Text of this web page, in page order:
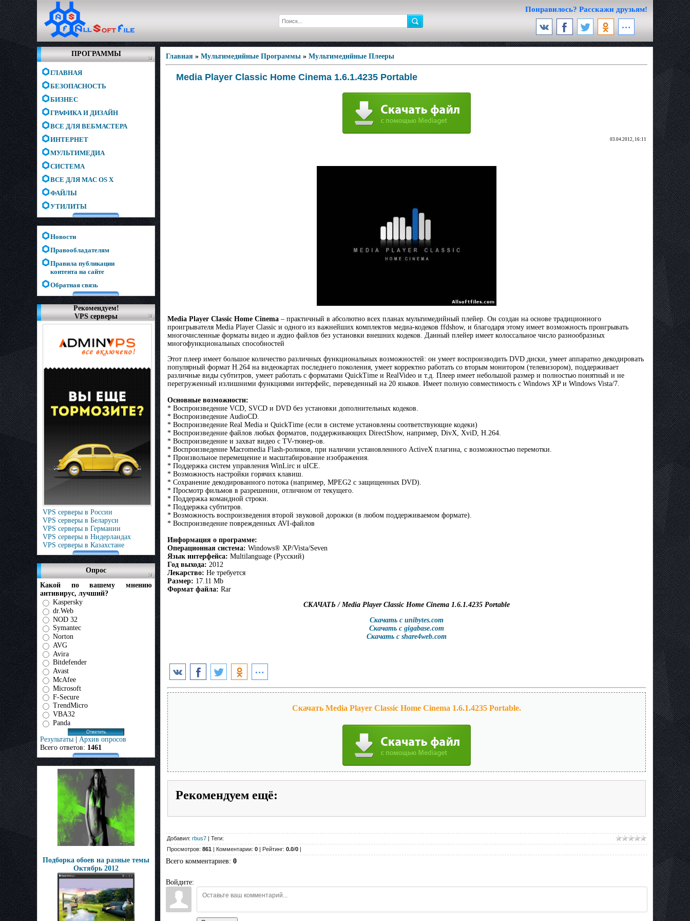
Понравилось? Расскажи друзьям!
ПРОГРАММЫ
ГЛАВНАЯ
БЕЗОПАСНОСТЬ
БИЗНЕС
ГРАФИКА И ДИЗАЙН
ВСЕ ДЛЯ ВЕБМАСТЕРА
ИНТЕРНЕТ
МУЛЬТИМЕДИА
СИСТЕМА
ВСЕ ДЛЯ MAC OS X
ФАЙЛЫ
УТИЛИТЫ
Новости
Правообладателям
Правила публикации
контента на сайте
Обратная связь
Рекомендуем!
VPS серверы
VPS серверы в России
VPS серверы в Беларуси
VPS серверы в Германии
VPS серверы в Нидерландах
VPS серверы в Казахстане
Опрос
Какой по вашему мнению
антивирус, лучший?
Kaspersky
dr.Web
NOD 32
Symantec
Norton
AVG
Avira
Bitdefender
Avast
McAfee
Microsoft
F-Secure
TrendMicro
VBA32
Panda
Результаты | Архив опросов
Всего ответов: 1461
Подборка обоев на разные темы
Октябрь 2012
Главная » Мультимедийные Программы » Мультимедийные Плееры
Media Player Classic Home Cinema 1.6.1.4235 Portable
03.04.2012, 16:11
Media Player Classic Home Cinema – практичный в абсолютно всех планах мультимедийный плейер. Он создан на основе традиционного
проигрывателя Media Player Classic и одного из важнейших комплектов медиа-кодеков ffdshow, и благодаря этому имеет возможность проигрывать
многочисленные форматы видео и аудио файлов без установки внешних кодеков. Данный плейер имеет колоссальное число разнообразных
многофункциональных способностей
Этот плеер имеет большое количество различных функциональных возможностей: он умеет воспроизводить DVD диски, умеет аппаратно декодировать
популярный формат H.264 на видеокартах последнего поколения, умеет корректно работать со вторым монитором (телевизором), поддерживает
различные виды субтитров, умеет работать с форматами QuickTime и RealVideo и т.д. Плеер имеет небольшой размер и полностью понятный и не
перегруженный излишними функциями интерфейс, переведенный на 20 языков. Имеет полную совместимость с Windows XP и Windows Vista/7.
Основные возможности:
* Воспроизведение VCD, SVCD и DVD без установки дополнительных кодеков.
* Воспроизведение AudioCD.
* Воспроизведение Real Media и QuickTime (если в системе установлены соответствующие кодеки)
* Воспроизведение файлов любых форматов, поддерживающих DirectShow, например, DivX, XviD, H.264.
* Воспроизведение и захват видео с TV-тюнер-ов.
* Воспроизведение Macromedia Flash-роликов, при наличии установленного ActiveX плагина, с возможностью перемотки.
* Произвольное перемещение и масштабирование изображения.
* Поддержка систем управления WinLirc и uICE.
* Возможность настройки горячих клавиш.
* Сохранение декодированного потока (например, MPEG2 с защищенных DVD).
* Просмотр фильмов в разрешении, отличном от текущего.
* Поддержка командной строки.
* Поддержка субтитров.
* Возможность воспроизведения второй звуковой дорожки (в любом поддерживаемом формате).
* Воспроизведение поврежденных AVI-файлов
Информация о программе:
Операционная система: Windows® XP/Vista/Seven
Язык интерфейса: Multilanguage (Русский)
Год выхода: 2012
Лекарство: Не требуется
Размер: 17.11 Mb
Формат файла: Rar
СКАЧАТЬ / Media Player Classic Home Cinema 1.6.1.4235 Portable
Скачать с unibytes.com
Скачать с gigabase.com
Скачать с share4web.com
Скачать Media Player Classic Home Cinema 1.6.1.4235 Portable.
Рекомендуем ещё:
Добавил: rbus7 | Теги:
Просмотров: 861 | Комментарии: 0 | Рейтинг: 0.0/0 |
Всего комментариев: 0
Войдите: